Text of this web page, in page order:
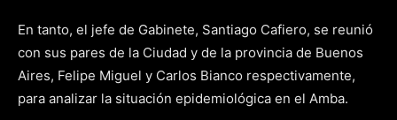
En tanto, el jefe de Gabinete, Santiago Cafiero, se reunió
con sus pares de la Ciudad y de la provincia de Buenos
Aires, Felipe Miguel y Carlos Bianco respectivamente,
para analizar la situación epidemiológica en el Amba.